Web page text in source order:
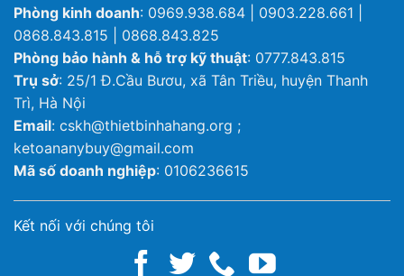
Phòng kinh doanh: 0969.938.684 | 0903.228.661 |
0868.843.815 | 0868.843.825
Phòng bảo hành & hỗ trợ kỹ thuật: 0777.843.815
Trụ sở: 25/1 Đ.Cầu Bươu, xã Tân Triều, huyện Thanh
Trì, Hà Nội
Email: cskh@thietbinhahang.org ;
ketoananybuy@gmail.com
Mã số doanh nghiệp: 0106236615
Kết nối với chúng tôi